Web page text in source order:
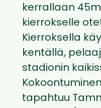
kerrallaan
kierrokselle
Kierroksella
kentällä,
stadionin
tapahtuu